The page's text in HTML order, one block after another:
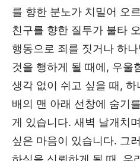
를 향한 분노가 치밀어 오
친구를 향한 질투가 불타
행동으로 죄를 짓거나 하
것을 행하게 될 때에, 우울
생각 없이 쉬고 싶을 때,
배의 맨 아래 선창에 숨기
게 있습니다. 새벽 날개치
싶은 마음이 있습니다. 그